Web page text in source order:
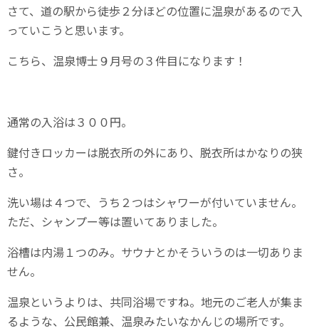
さて、道の駅から徒歩２分ほどの位置に温泉があるので入
っていこうと思います。
こちら、温泉博士９月号の３件目になります！
通常の入浴は３００円。
鍵付きロッカーは脱衣所の外にあり、脱衣所はかなりの狭
さ。
洗い場は４つで、うち２つはシャワーが付いていません。
ただ、シャンプー等は置いてありました。
浴槽は内湯１つのみ。サウナとかそういうのは一切ありま
せん。
温泉というよりは、共同浴場ですね。地元のご老人が集ま
るような、公民館兼、温泉みたいなかんじの場所です。